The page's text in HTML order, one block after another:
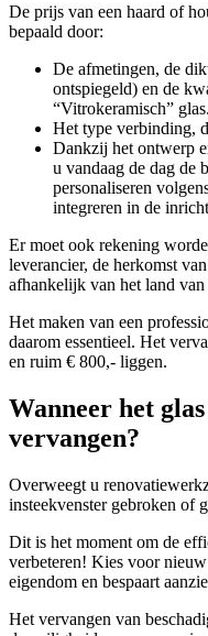
De prijs van een haard of
bepaald door:
De afmetingen, de
ontspiegeld) en de
“Vitrokeramisch” glas.
Het type verbinding,
Dankzij het ontwerp
u vandaag de dag de
personaliseren
integreren in de
Er moet ook rekening
leverancier, de herkomst
afhankelijk van het land
Het maken van een
daarom essentieel. Het
en ruim € 800,- liggen.
Wanneer het
vervangen?
Overweegt u
insteekvenster gebroken of
Dit is het moment om de
verbeteren! Kies voor
eigendom en bespaart
Het vervangen van